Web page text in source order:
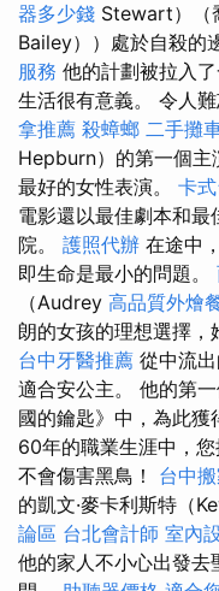
器多少錢 Stewart）（
Bailey））處於自殺的
服務 他的計劃被拉入
生活很有意義。 令人
拿推薦 殺蟑螂 二手攤
Hepburn）的第一個主
最好的女性表演。 卡
電影還以最佳劇本和
院。 護照代辦 在途中
即生命是最小的問題。
（Audrey 高品質外燴
朗的女孩的理想選擇，
台中牙醫推薦 從中流
適合安公主。 他的第
國的鑰匙》中，為此獲
60年的職業生涯中，
不會傷害黑鳥！ 台中
的凱文·麥卡利斯特（
論區 台北會計師 室內
他的家人不小心出發去